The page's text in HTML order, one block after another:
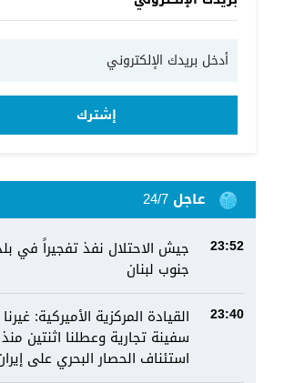
إشترك
عاجل 24/7
23:52
جيش الاحتلال نفذ تفجيراً في
جنوب لبنان
23:40
سفينة تجارية وعطلنا اثنتين منذ
استئناف الحصار البحري على